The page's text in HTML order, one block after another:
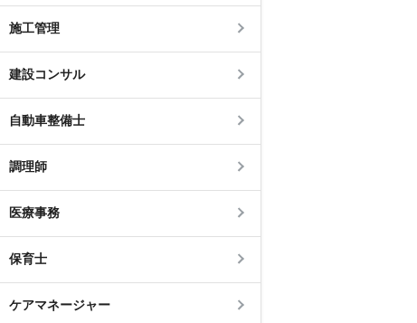
施工管理
建設コンサル
自動車整備士
調理師
医療事務
保育士
ケアマネージャー